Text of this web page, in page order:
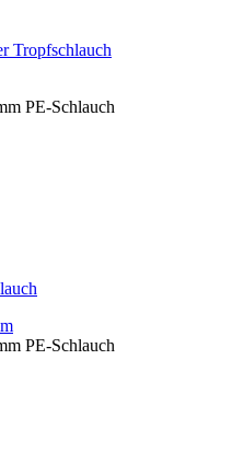
PE-Schlauch
PE-Schlauch